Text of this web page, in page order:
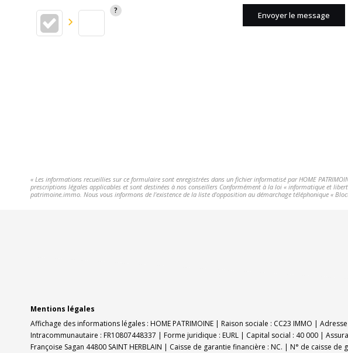
Envoyer le message
« Les informations recueillies sur ce formulaire sont enregistrées dans un fichier informatisé par HOME
prescriptions légales applicables et sont destinées à nos conseillers Conformément à la loi « informatique et
patrimoine.immo. Nous vous informons de l'existence de la liste d'opposition au démarchage téléphonique «
Mentions légales
Affichage des informations légales : HOME PATRIMOINE | Raison sociale : CC23 IMMO |
Intracommunautaire : FR10807448337 | Forme juridique : EURL | Capital social : 40 000 |
Françoise Sagan 44800 SAINT HERBLAIN | Caisse de garantie financière : NC. | N° de caisse